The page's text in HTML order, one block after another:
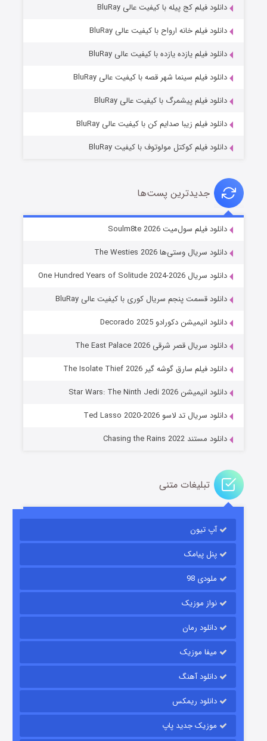
خاندان اژدها فصل ۳
جادوگری در مغولستان
قسمت ۱۴ (زیرنویس) منتشر شد
قسمت
دانلود فیلم کج‌ پیله با کیفیت عالی BluRay
دانلود فیلم خانه ارواح با کیفیت عالی BluRay
دانلود فیلم یازده یازده با کیفیت عالی BluRay
دانلود فیلم سینما شهر قصه با کیفیت عالی BluRay
دانلود فیلم پیشمرگ با کیفیت عالی BluRay
دانلود فیلم زیبا صدایم کن با کیفیت عالی BluRay
دانلود فیلم کوکتل مولوتوف با کیفیت BluRay
جدیدترین پست‌ها
دانلود فیلم سول‌میت Soulm8te 2026
دانلود سریال وستی‌ها The Westies 2026
دانلود سریال One Hundred Years of Solitude 2024-2026
دانلود قسمت پنجم سریال کوری با کیفیت عالی BluRay
دانلود انیمیشن دکورادو Decorado 2025
دانلود سریال قصر شرقی The East Palace 2026
دانلود فیلم سارق گوشه گیر The Isolate Thief 2026
دانلود انیمیشن Star Wars: The Ninth Jedi 2026
دانلود سریال تد لاسو Ted Lasso 2020-2026
دانلود مستند Chasing the Rains 2022
تبلیغات متنی
آپ تیون
پنل پیامک
ملودی 98
نواز موزیک
دانلود رمان
میفا موزیک
دانلود آهنگ
دانلود ریمکس
موزیک جدید پاپ